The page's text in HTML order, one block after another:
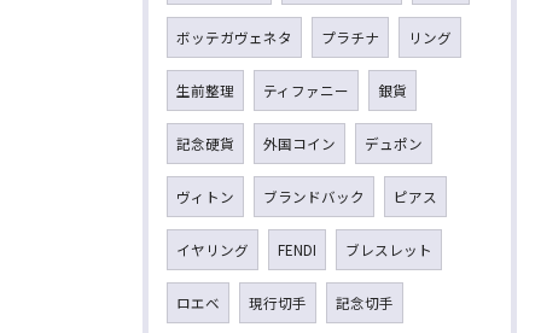
ボッテガヴェネタ プラチナ リング
生前整理 ティファニー 銀貨
記念硬貨 外国コイン デュポン
ヴィトン ブランドバック ピアス
イヤリング FENDI ブレスレット
ロエベ 現行切手 記念切手